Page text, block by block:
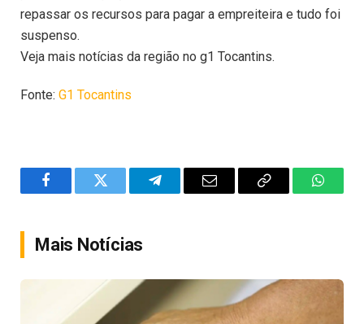
repassar os recursos para pagar a empreiteira e tudo foi
suspenso.
Veja mais notícias da região no g1 Tocantins.
Fonte: G1 Tocantins
FacebookTwitter TelegramEmail
Copy
Mais Notícias